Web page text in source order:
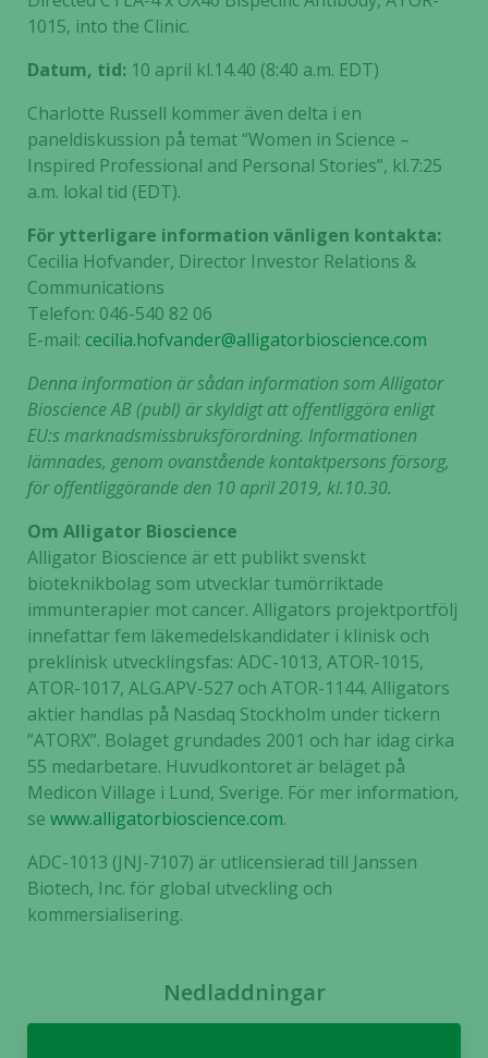
1015, into the Clinic.
Datum, tid: 10 april kl.14.40 (8:40 a.m. EDT)
Charlotte Russell kommer även delta i en
paneldiskussion på temat “Women in Science –
Inspired Professional and Personal Stories”, kl.7:25
a.m. lokal tid (EDT).
För ytterligare information vänligen kontakta:
Cecilia Hofvander, Director Investor Relations &
Communications
Telefon: 046-540 82 06
E-mail: cecilia.hofvander@alligatorbioscience.com
Denna information är sådan information som Alligator
Bioscience AB (publ) är skyldigt att offentliggöra enligt
EU:s marknadsmissbruksförordning. Informationen
lämnades, genom ovanstående kontaktpersons försorg,
för offentliggörande den 10 april 2019, kl.10.30.
Om Alligator Bioscience
Alligator Bioscience är ett publikt svenskt
bioteknikbolag som utvecklar tumörriktade
immunterapier mot cancer. Alligators projektportfölj
innefattar fem läkemedelskandidater i klinisk och
preklinisk utvecklingsfas: ADC-1013, ATOR-1015,
ATOR-1017, ALG.APV-527 och ATOR-1144. Alligators
aktier handlas på Nasdaq Stockholm under tickern
”ATORX”. Bolaget grundades 2001 och har idag cirka
55 medarbetare. Huvudkontoret är beläget på
Medicon Village i Lund, Sverige. För mer information,
se www.alligatorbioscience.com.
ADC-1013 (JNJ-7107) är utlicensierad till Janssen
Biotech, Inc. för global utveckling och
kommersialisering.
Nedladdningar
Nödvändiga
går inte att
välja bort. De
behövs för
att hemsidan
över huvud
taget ska
fungera.
För att vi ska
kunna
och
uppbyggnad,